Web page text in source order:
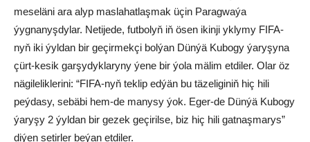
meseläni ara alyp maslahatlaşmak üçin Paragwaýa
ýygnanyşdylar. Netijede, futbolyň iň ösen ikinji yklymy FIFA-
nyň iki ýyldan bir geçirmekçi bolýan Dünýä Kubogy ýaryşyna
çürt-kesik garşydyklaryny ýene bir ýola mälim etdiler. Olar öz
nägileliklerini: “FIFA-nyň teklip edýän bu täzeliginiň hiç hili
peýdasy, sebäbi hem-de manysy ýok. Eger-de Dünýä Kubogy
ýaryşy 2 ýyldan bir gezek geçirilse, biz hiç hili gatnaşmarys”
diýen setirler beýan etdiler.